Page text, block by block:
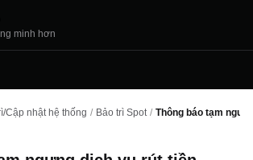
minh hơn
Cập nhật hệ thống / Bảo trì Spot / Thông báo tạm